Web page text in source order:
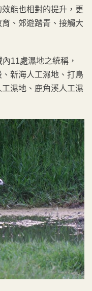
能也相對的提升，更
、郊遊踏青、接觸大
11處濕地之統稱，
新海人工濕地、打鳥
濕地、鹿角溪人工濕